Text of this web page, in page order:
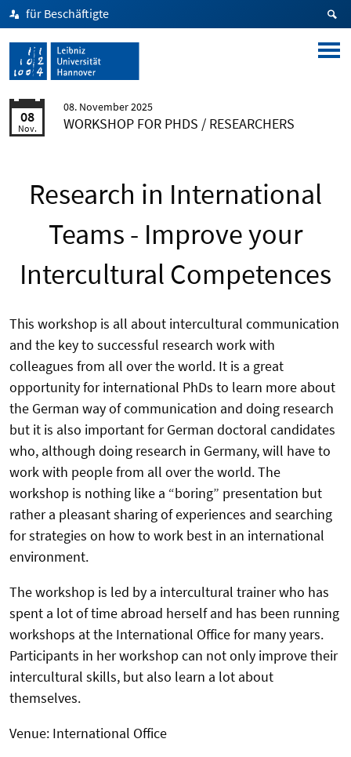
für Beschäftigte
08
Nov.
08. November 2025
WORKSHOP FOR PHDS / RESEARCHERS
Research in International
Teams - Improve your
Intercultural Competences
This workshop is all about intercultural communication
and the key to successful research work with
colleagues from all over the world. It is a great
opportunity for international PhDs to learn more about
the German way of communication and doing research
but it is also important for German doctoral candidates
who, although doing research in Germany, will have to
work with people from all over the world. The
workshop is nothing like a “boring” presentation but
rather a pleasant sharing of experiences and searching
for strategies on how to work best in an international
environment.
The workshop is led by a intercultural trainer who has
spent a lot of time abroad herself and has been running
workshops at the International Office for many years.
Participants in her workshop can not only improve their
intercultural skills, but also learn a lot about
themselves.
Venue: International Office